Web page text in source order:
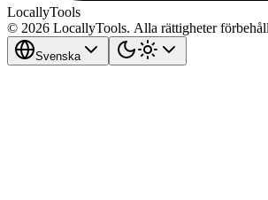
LocallyTools
© 2026 LocallyTools. Alla rättigheter
Svenska